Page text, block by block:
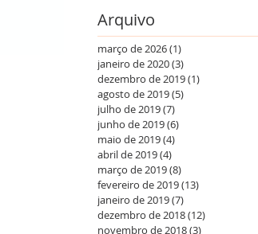
Arquivo
março de 2026(1)
janeiro de 2020(3)
dezembro de 2019(1)
agosto de 2019(5)
julho de 2019(7)
junho de 2019(6)
maio de 2019(4)
abril de 2019(4)
março de 2019(8)
fevereiro de 2019(13)
janeiro de 2019(7)
dezembro de 2018(12)
novembro de 2018(3)